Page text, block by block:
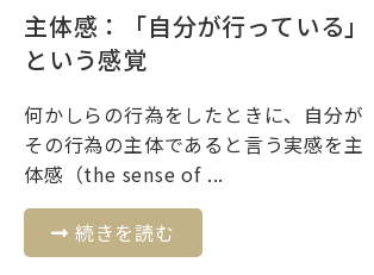
主体感：「自分が行っている」
という感覚
何かしらの行為をしたときに、自分が
その行為の主体であると言う実感を主
体感（the sense of ...
続きを読む